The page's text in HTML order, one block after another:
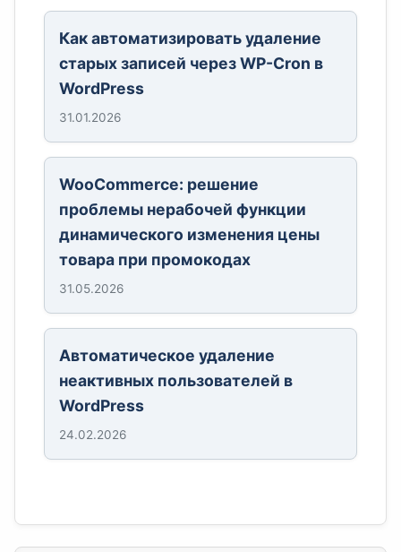
Как автоматизировать удаление
старых записей через WP-Cron в
WordPress
31.01.2026
WooCommerce: решение
проблемы нерабочей функции
динамического изменения цены
товара при промокодах
31.05.2026
Автоматическое удаление
неактивных пользователей в
WordPress
24.02.2026